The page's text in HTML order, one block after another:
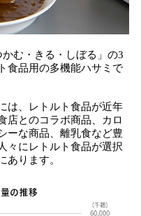
かむ・きる・しぼる」の3
食品用の多機能ハサミで
は、レトルト食品が近年
店とのコラボ商品、カロ
ーな商品、離乳食など豊
々にレトルト食品が選択
あります。